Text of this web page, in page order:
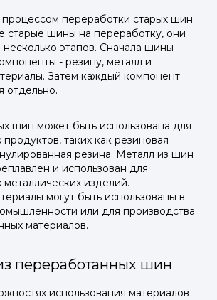
процессом переработки старых шин.
старые шины на переработку, они
несколько этапов. Сначала шины
- резину, металл и
Затем каждый компонент
отдельно.
шин может быть использована для
таких как резиновая
резина. Металл из шин
и использован для
изделий.
могут быть использованы в
или для производства
материалов.
переработанных шин
использования материалов